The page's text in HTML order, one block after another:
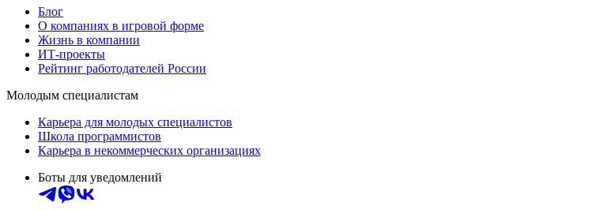
Блог
О компаниях в игровой форме
Жизнь в компании
ИТ-проекты
Рейтинг работодателей России
Молодым специалистам
Карьера для молодых специалистов
Школа программистов
Карьера в некоммерческих организациях
Боты для уведомлений